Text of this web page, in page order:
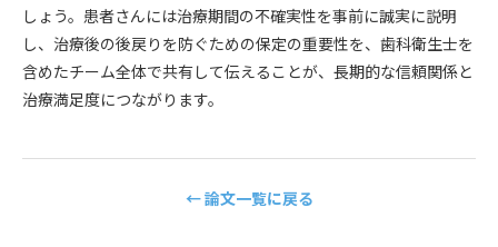
しょう。患者さんには治療期間の不確実性を事前に誠実に説明
し、治療後の後戻りを防ぐための保定の重要性を、歯科衛生士を
含めたチーム全体で共有して伝えることが、長期的な信頼関係と
治療満足度につながります。
← 論文一覧に戻る